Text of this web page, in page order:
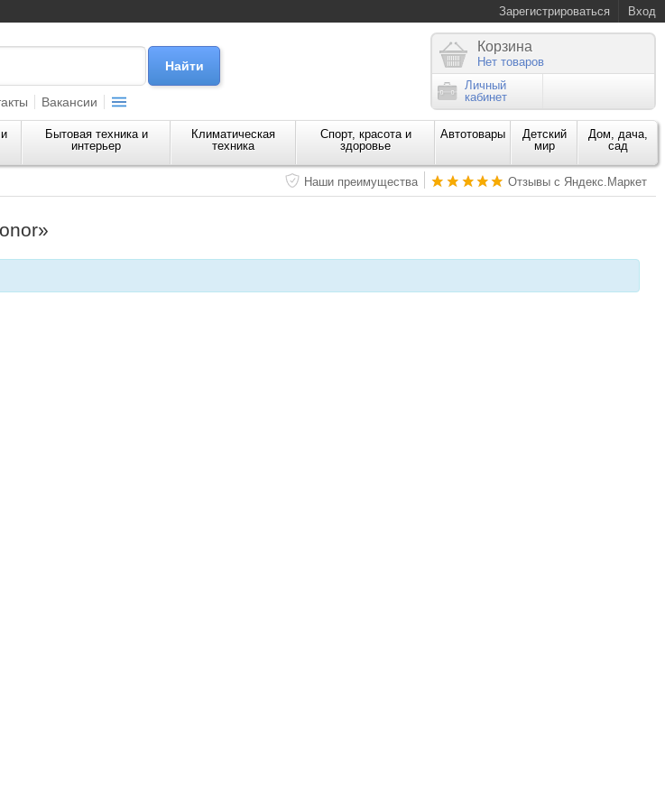
Зарегистрироваться Вход
Вакансии
Корзина
Нет товаров
Личный
кабинет
Бытовая техника и
интерьер
Климатическая
техника
Спорт, красота и
здоровье
Автотовары
Детский
мир
Дом, дача,
сад
Наши преимущества Отзывы с Яндекс.Маркет